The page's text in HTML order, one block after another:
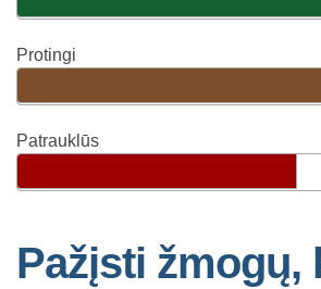
Protingi
Patrauklūs
Pažįsti žmogų,